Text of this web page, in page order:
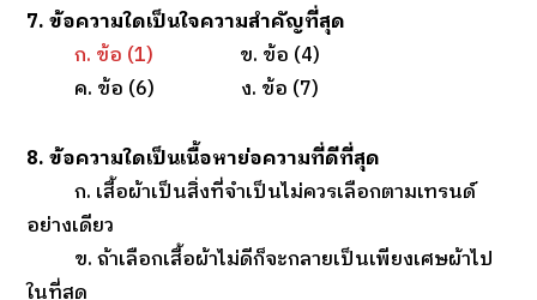
7. ข้อความใดเป็นใจความสำคัญที่สุด
ก. ข้อ (1)
ข. ข้อ (4)
ค. ข้อ (6) ง. ข้อ (7)
8. ข้อความใดเป็นเนื้อหาย่อความที่ดีที่สุด
ก. เสื้อผ้าเป็นสิ่งที่จำเป็นไม่ควรเลือกตามเทรนด์
อย่างเดียว
ข. ถ้าเลือกเสื้อผ้าไม่ดีก็จะกลายเป็นเพียงเศษผ้าไป